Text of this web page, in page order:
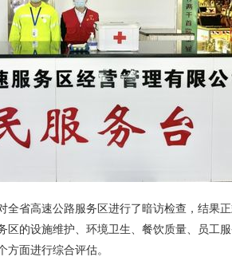
全省高速公路服务区进行了暗访检查，结果
区的设施维护、环境卫生、餐饮质量、员工
面进行综合评估。